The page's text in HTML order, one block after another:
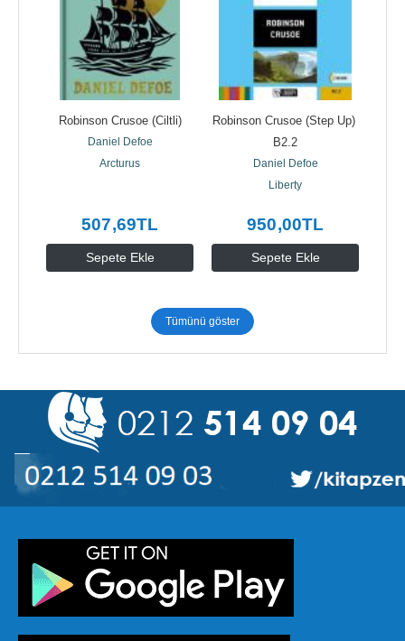
Sepete Ekle
Robinson Crusoe (Ciltli)
Daniel Defoe
Arcturus
507,69TL
Sepete Ekle
Robinson Crusoe (Step Up)
B2.2
Daniel Defoe
Liberty
950,00TL
Tümünü göster